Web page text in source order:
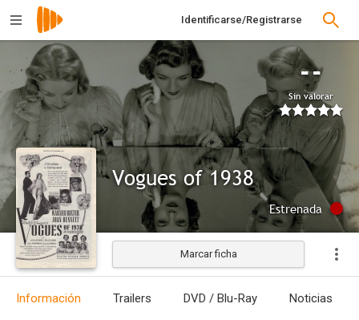
Identificarse/Registrarse
--
Sin valorar
Vogues of 1938
Estrenada
Marcar ficha
Información Trailers DVD / Blu-Ray Noticias